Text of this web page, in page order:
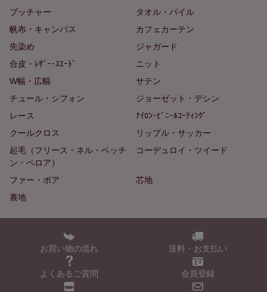
ブッチャー
タオル・パイル
帆布・キャンバス
カフェカーテン
先染め
ジャガード
合皮・ﾚｻﾞｰ･ｽｴｰﾄﾞ
ニット
W幅・広幅
サテン
チュール・シフォン
ジョーゼット・デシン
レース
ﾅｲﾛﾝ･ﾋﾞﾆｰﾙｺｰﾃｨﾝｸﾞ
クールクロス
リップル・サッカー
起毛（フリース・ネル・ベッチ
ン・ベロア）
コーデュロイ・ツイード
ファー・ボア
芯地
裏地
お買い物の流れ 送料・お支払い
よくあるご質問 会員登録